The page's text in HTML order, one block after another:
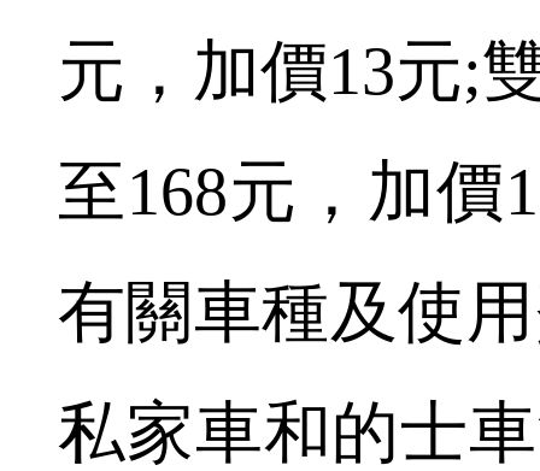
元，加價13元;
至168元，加價
有關車種及使
私家車和的士